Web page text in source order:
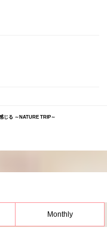
じる ～NATURE TRIP～
Monthly